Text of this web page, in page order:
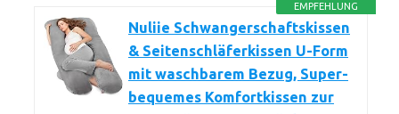
EMPFEHLUNG
Nuliie Schwangerschaftskissen
& Seitenschläferkissen U-Form
mit waschbarem Bezug, Super-
bequemes Komfortkissen zur